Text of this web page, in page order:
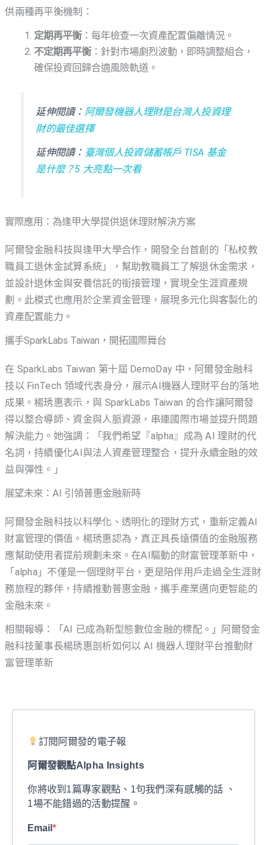
供兩種再平衡機制：
定期再平衡：每年檢查一次資產配置偏離情況。
不定期再平衡：針對市場劇烈波動，即時調整組合，
確保投資回歸合適風險軌道。
延伸閱讀： 阿爾發機器人理財是台灣人投資理
財的最佳選擇
延伸閱讀： 臺灣個人投資儲蓄帳戶 TISA 基金
是什麼？5 大亮點一次看
實際應用：為逢甲大學提供退休理財解決方案
阿爾發金融科技與逢甲大學合作，開發全台首創的「私校教
職員工退休金試算系統」，幫助教職員工了解退休金需求，
並設計退休金與安養信託的銜接管理，實現全生涯資產規
劃。此模式也應用於企業資金管理，展現多元化與客製化的
資產配置能力。
攜手SparkLabs Taiwan，開拓國際舞台
在 SparkLabs Taiwan 第十屆 DemoDay 中，阿爾發金融科
技以 FinTech 領域代表身分，展示AI機器人理財平台的落地
成果。楊琇惠表示，與 SparkLabs Taiwan 的合作讓阿爾發
得以整合導師、資金與人脈資源，串連國際市場並提升問題
解決能力。她強調：「我們希望『alpha』成為 AI 理財的代
名詞，持續優化AI與法人資產管理整合，提升永續金融的效
益與彈性。」
展望未來：AI 引領普惠金融新時
阿爾發金融科技以科學化、透明化的理財方式，重新定義AI
財富管理的價值。楊琇惠認為，真正具長遠價值的金融服務
應幫助使用者提前規劃未來。在AI驅動的財富管理革新中，
「alpha」不僅是一個理財平台，更是陪伴用戶走過全生涯財
務旅程的夥伴，持續推動普惠金融，攜手產業邁向更智能的
金融未來。
相關報導：「AI 已成為新型態數位金融的標配。」阿爾發金
融科技董事長楊琇惠剖析如何以 AI 機器人理財平台推動財
富管理革新
訂閱阿爾發的電子報
阿爾發觀點Alpha Insights
你將收到1篇專家觀點、1句我們深有感觸的話 、
1場不能錯過的活動提醒。
Email